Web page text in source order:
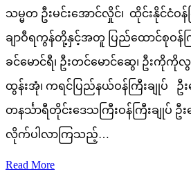
သမ္မတ ဦးမင်းအောင်လှိုင်၊ ထိုင်းနိုင်ငံဝ
ချာဝီရကွန်တို့နှင့်အတူ ပြည်ထောင်စုဝန်က
ခင်မောင်ရီ၊ ဦးတင်မောင်ဆွေ၊ ဦးကိုကိုလွင်
ထွန်းအုံ၊ ကရင်ပြည်နယ်ဝန်ကြီးချုပ် ဦးစ
တနင်္သာရီတိုင်းဒေသကြီးဝန်ကြီးချုပ် ဦး
လိုက်ပါလာကြသည့်…
Read More